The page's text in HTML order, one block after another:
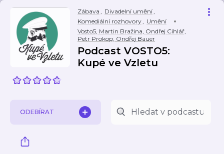
Zábava , Divadelní umění,
Komediální rozhovory, Umění
Vosto5, Martin Bražina, Ondřej Cihlář,
Petr Prokop, Ondřej Bauer
Podcast VOSTO5:
Kupé ve Vzletu
ODEBÍRAT